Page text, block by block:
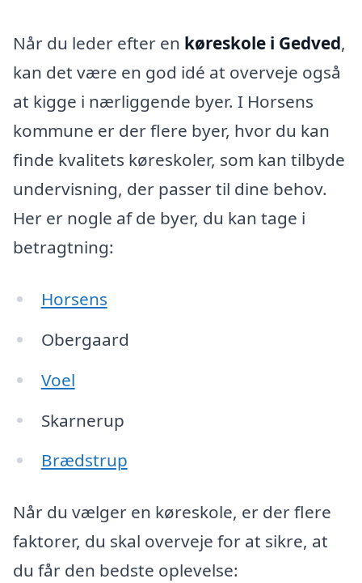
Når du leder efter en køreskole i Gedved,
kan det være en god idé at overveje også
at kigge i nærliggende byer. I Horsens
kommune er der flere byer, hvor du kan
finde kvalitets køreskoler, som kan tilbyde
undervisning, der passer til dine behov.
Her er nogle af de byer, du kan tage i
betragtning:
Horsens
Obergaard
Voel
Skarnerup
Brædstrup
Når du vælger en køreskole, er der flere
faktorer, du skal overveje for at sikre, at
du får den bedste oplevelse: